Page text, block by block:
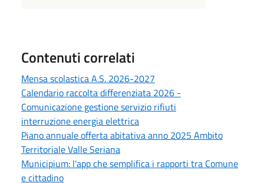
Contenuti correlati
Mensa scolastica A.S. 2026-2027
Calendario raccolta differenziata 2026 -
Comunicazione gestione servizio rifiuti
interruzione energia elettrica
Piano annuale offerta abitativa anno 2025 Ambito
Territoriale Valle Seriana
Municipium: l'app che semplifica i rapporti tra Comune
e cittadino